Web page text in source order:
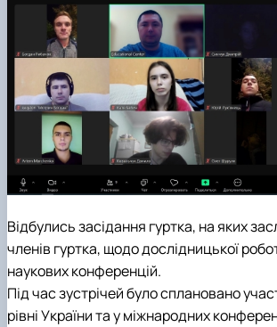
Відбулись засідання гуртка, на яких
членів гуртка, щодо дослідницької
наукових конференцій.
Під час зустрічей було сплановано
рівні України та у міжнародних